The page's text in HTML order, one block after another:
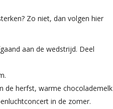
Zo niet, dan volgen hier
aan de wedstrijd. Deel
de herfst, warme chocolademelk
in de zomer.